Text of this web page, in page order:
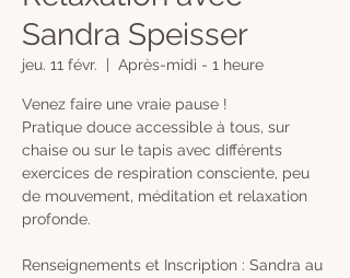
Sandra Speisser
jeu. 11 févr. Après-midi - 1 heure
Venez faire une vraie pause !
Pratique douce accessible à tous, sur
chaise ou sur le tapis avec différents
exercices de respiration consciente, peu
de mouvement, méditation et relaxation
profonde.
Renseignements et Inscription : Sandra au